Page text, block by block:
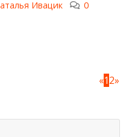
Ивацик
0
«12»